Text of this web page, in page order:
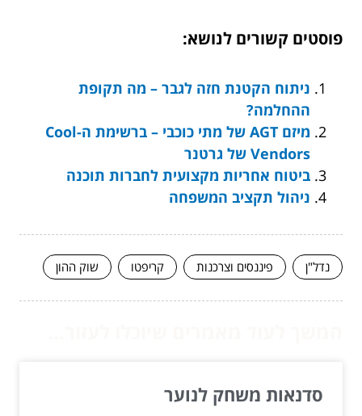
פוסטים קשורים לנושא:
ניתוח הקטנת חזה לגבר – מה תקופת
ההחלמה?
מיזם AGT של מתי כוכבי – ברשימת ה-Cool
Vendors של גרטנר
ביטוח אחריות מקצועית לחברות תוכנה
ניהול תקציב המשפחה
נדל"ן פיננסים וצרכנות קריפטו שוק ההון
סדנאות משחק לנוער